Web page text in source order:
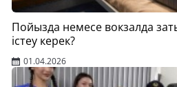
Пойызда немесе вокзалда
істеу керек?
01.04.2026